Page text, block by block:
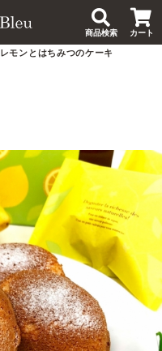
商品検索 カート
レモンとはちみつのケーキ